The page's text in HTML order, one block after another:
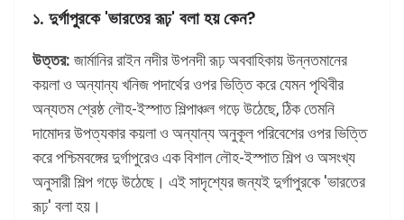
১. দুর্গাপুরকে 'ভারতের রূঢ়' বলা হয় কেন?
উত্তর: জার্মানির রাইন নদীর উপনদী রূঢ় অববাহিকায় উন্নতমানের
কয়লা ও অন্যান্য খনিজ পদার্থের ওপর ভিত্তি করে যেমন পৃথিবীর
অন্যতম শ্রেষ্ঠ লৌহ-ইস্পাত শিল্পাঞ্চল গড়ে উঠেছে, ঠিক তেমনি
দামোদর উপত্যকার কয়লা ও অন্যান্য অনুকূল পরিবেশের ওপর ভিত্তি
করে পশ্চিমবঙ্গের দুর্গাপুরেও এক বিশাল লৌহ-ইস্পাত শিল্প ও অসংখ্য
অনুসারী শিল্প গড়ে উঠেছে। এই সাদৃশ্যের জন্যই দুর্গাপুরকে 'ভারতের
রূঢ়' বলা হয়।